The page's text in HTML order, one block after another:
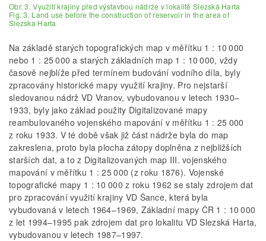
Obr. 3. Využití krajiny před výstavbou nádrže v lokalitě Slezská Harta
Fig. 3. Land use before the construction of reservoir in the area of
Slezska Harta
Na základě starých topografických map v měřítku 1 : 10 000
nebo 1 : 25 000 a starých základních map 1 : 10 000, vždy
časově nejblíže před termínem budování vodního díla, byly
zpracovány historické mapy využití krajiny. Pro nejstarší
sledovanou nádrž VD Vranov, vybudovanou v letech 1930–
1933, byly jako základ použity Digitalizované mapy
reambulovaného vojenského mapování v měřítku 1 : 25 000
z roku 1933. V té době však již část nádrže byla do map
zakreslena, proto byla plocha zátopy doplněna z nejbližších
starších dat, a to z Digitalizovaných map III. vojenského
mapování v měřítku 1 : 25 000 (z roku 1876). Vojenské
topografické mapy 1 : 10 000 z roku 1962 se staly zdrojem dat
pro zpracování využití krajiny VD Šance, která byla
vybudovaná v letech 1964–1969, Základní mapy ČR 1 : 10 000
z let 1994–1995 pak zdrojem dat pro lokalitu VD Slezská Harta,
vybudovanou v letech 1987–1997.